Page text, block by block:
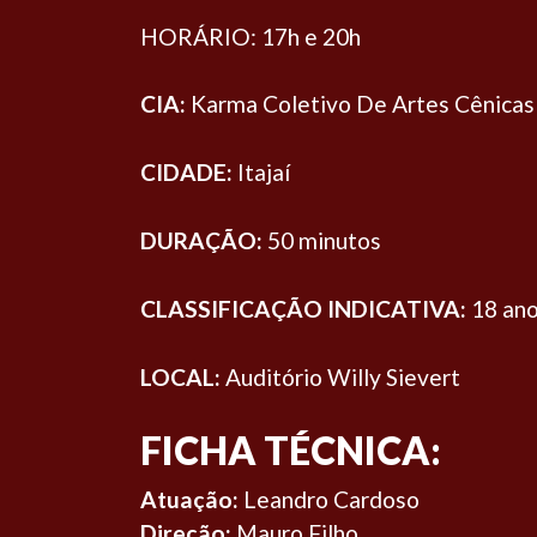
HORÁRIO: 17h e 20h
CIA: Karma Coletivo De Artes Cênicas
CIDADE: Itajaí
DURAÇÃO: 50 minutos
CLASSIFICAÇÃO INDICATIVA: 18
LOCAL: Auditório Willy Sievert
FICHA TÉCNICA:
Atuação: Leandro Cardoso